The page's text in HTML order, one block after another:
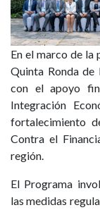
En el marco de la
Quinta Ronda de
con el apoyo
Integración
fortalecimiento
Contra el
región.
El Programa
las medidas